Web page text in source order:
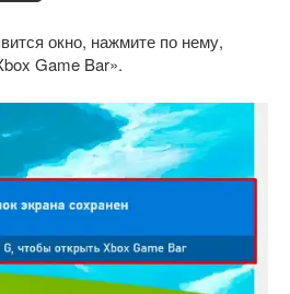
окно, нажмите по нему,
Game Bar».